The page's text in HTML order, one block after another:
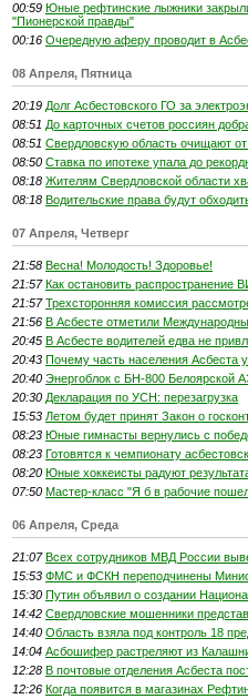
00:59 Юные рефтинские лыжники
"Пионерской правды"
00:16 Очередную аферу проводит в
08 Апреля, Пятница
20:19 Долг Асбестовского ГО за
08:51 До карточных счетов россиян
08:51 Свердловскую область очищают от
08:50 Ставка по ипотеке упала до
08:18 Жителям Свердловской области
08:18 Водительские права будут
07 Апреля, Четверг
21:58 Весна! Молодость! Здоровье!
21:57 Как остановить распространение
21:57 Трехсторонняя комиссия
21:56 В Асбесте отметили
20:45 В Асбесте водителей едва не
20:43 Почему часть населения Асбеста
20:40 Энергоблок с БН-800 Белоярской
20:30 Декларация по УСН: перезагрузка
15:53 Летом будет принят Закон о
08:23 Юные гимнасты вернулись с
08:23 Готовятся к чемпионату
08:20 Юные хоккеисты радуют
07:50 Мастер-класс "Я б в рабочие
06 Апреля, Среда
21:07 Всех сотрудников МВД России
15:53 ФМС и ФСКН переподчинены
15:30 Путин объявил о создании
14:42 Свердловские мошенники
14:40 Область взяла под контроль 18
14:04 Асбошифер растреляют из
12:28 В почтовые отделения Асбеста
12:26 Когда появится в магазинах